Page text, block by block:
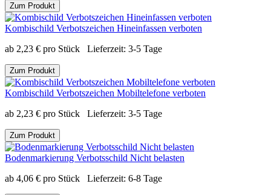
Zum Produkt
Kombischild Verbotszeichen Hineinfassen verboten
ab 2,23 € pro Stück Lieferzeit: 3-5 Tage
Zum Produkt
Kombischild Verbotszeichen Mobiltelefone verboten
ab 2,23 € pro Stück Lieferzeit: 3-5 Tage
Zum Produkt
Bodenmarkierung Verbotsschild Nicht belasten
ab 4,06 € pro Stück Lieferzeit: 6-8 Tage